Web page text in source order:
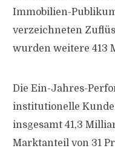
Immobilien-
verzeichneten
wurden weitere 413
Die Ein-Jahres-
institutionelle
insgesamt 41,3
Marktanteil von 31